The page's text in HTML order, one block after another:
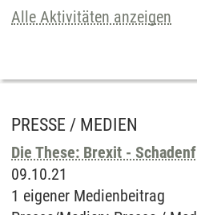
Alle Aktivitäten anzeigen
PRESSE / MEDIEN
Die These: Brexit -
09.10.21
1 eigener Medienbeitrag